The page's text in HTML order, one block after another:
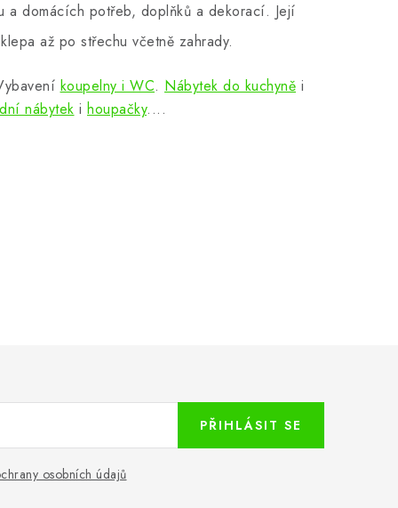
a domácích potřeb, doplňků a dekorací. Její
až po střechu včetně zahrady.
koupelny i WC. Nábytek do kuchyně i
nábytek i houpačky....
osobních údajů
PŘIHLÁSIT SE